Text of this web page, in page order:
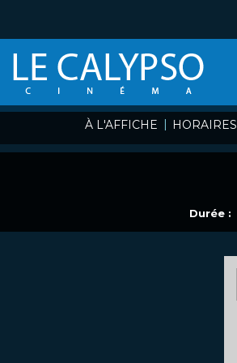
À L'AFFICHE | HORAIRES
Durée :